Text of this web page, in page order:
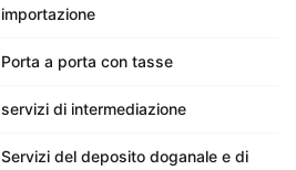
importazione
Porta a porta con tasse
servizi di intermediazione
Servizi del deposito doganale e di